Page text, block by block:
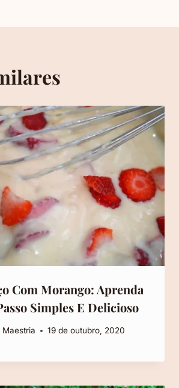
Com Morango: Aprenda
Simples E Delicioso
Maestria 19 de outubro, 2020